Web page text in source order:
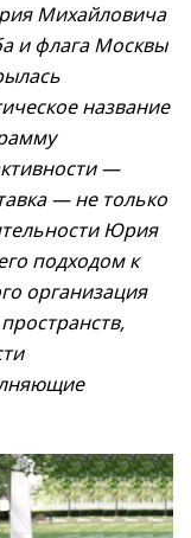
Михайловича
и флага Москвы
название
—
— не только
Юрия
подходом к
организация